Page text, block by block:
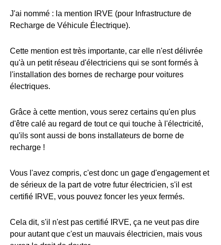
J'ai nommé : la mention IRVE (pour Infrastructure de
Recharge de Véhicule Électrique).
Cette mention est très importante, car elle n'est délivrée
qu'à un petit réseau d'électriciens qui se sont formés à
l'installation des bornes de recharge pour voitures
électriques.
Grâce à cette mention, vous serez certains qu'en plus
d'être calé au regard de tout ce qui touche à l'électricité,
qu'ils sont aussi de bons installateurs de borne de
recharge !
Vous l'avez compris, c'est donc un gage d'engagement et
de sérieux de la part de votre futur électricien, s'il est
certifié IRVE, vous pouvez foncer les yeux fermés.
Cela dit, s'il n'est pas certifié IRVE, ça ne veut pas dire
pour autant que c'est un mauvais électricien, mais vous